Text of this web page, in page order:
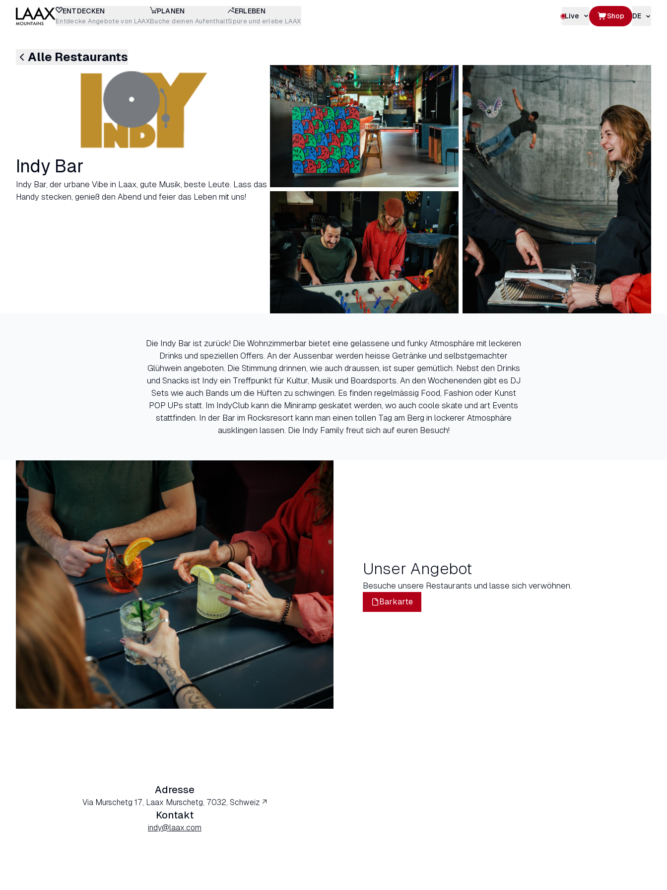
ENTDECKEN
Entdecke Angebote von LAAX
PLANEN
Buche deinen Aufenthalt
ERLEBEN
Spüre und erlebe LAAX
Live Shop DE
Alle Restaurants
Indy Bar
Indy Bar, der urbane Vibe in Laax, gute Musik, beste Leute. Lass das
Handy stecken, genieß den Abend und feier das Leben mit uns!
Die Indy Bar ist zurück! Die Wohnzimmerbar bietet eine gelassene und funky Atmosphäre mit leckeren
Drinks und speziellen Offers. An der Aussenbar werden heisse Getränke und selbstgemachter
Glühwein angeboten. Die Stimmung drinnen, wie auch draussen, ist super gemütlich. Nebst den Drinks
und Snacks ist Indy ein Treffpunkt für Kultur, Musik und Boardsports. An den Wochenenden gibt es DJ
Sets wie auch Bands um die Hüften zu schwingen. Es finden regelmässig Food, Fashion oder Kunst
POP UPs statt. Im IndyClub kann die Miniramp geskatet werden, wo auch coole skate und art Events
stattfinden. In der Bar im Rocksresort kann man einen tollen Tag am Berg in lockerer Atmosphäre
ausklingen lassen. Die Indy Family freut sich auf euren Besuch!
Unser Angebot
Besuche unsere Restaurants und lasse sich verwöhnen.
Barkarte
Adresse
Via Murschetg 17, Laax Murschetg, 7032, Schweiz ↗
Kontakt
indy@laax.com